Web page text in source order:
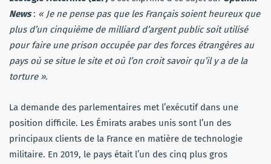
News: « Je ne pense pas que les Français soient heureux que
plus d’un cinquième de milliard d’argent public soit utilisé
pour faire une prison occupée par des forces étrangères au
pays où se situe le site et où l’on croit savoir qu’il y a de la
torture ».
La demande des parlementaires met l’exécutif dans une
position difficile. Les Émirats arabes unis sont l’un des
principaux clients de la France en matière de technologie
militaire. En 2019, le pays était l’un des cinq plus gros